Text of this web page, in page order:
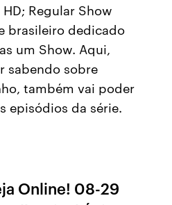
Regular Show
brasileiro dedicado
um Show. Aqui,
sabendo sobre
também vai poder
episódios da série.
Online! 08-29